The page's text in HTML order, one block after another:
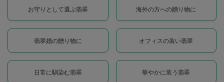
お守りとして選ぶ翡翠 海外の方への贈り物に
翡翠婚の贈り物に オフィスの装い翡翠
日常に馴染む翡翠 華やかに装う翡翠